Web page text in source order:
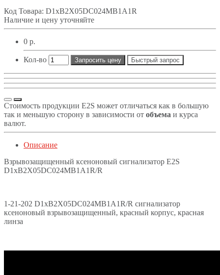
Код Товара: D1xB2X05DC024MB1A1R
Наличие и цену уточняйте
0 р.
Кол-во Запросить цену Быстрый запрос
Стоимость продукции E2S может отличаться как в большую
так и меньшую сторону в зависимости от объема и курса
валют.
Описание
Взрывозащищенный ксеноновый сигнализатор E2S
D1xB2X05DC024MB1A1R/R
1-21-202 D1xB2X05DC024MB1A1R/R сигнализатор
ксеноновый взрывозащищенный, красный корпус, красная
линза